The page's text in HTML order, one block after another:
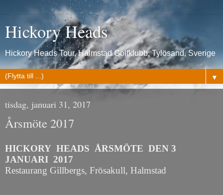
Hickory Heads
Hickory Heads Tour, Halmstad Golfklubb, Tylösand, Sverige
▼
tisdag, januari 31, 2017
Årsmöte 2017
HICKORY HEADS ÅRSMÖTE DEN 3
JANUARI 2017
Restaurang Gillbergs, Frösakull, Halmstad